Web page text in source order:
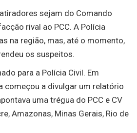
sejam do Comando
rival ao PCC. A Polícia
na região, mas, até o momento,
os suspeitos.
para a Polícia Civil. Em
começou a divulgar um relatório
uma trégua do PCC e CV
Amazonas, Minas Gerais, Rio de